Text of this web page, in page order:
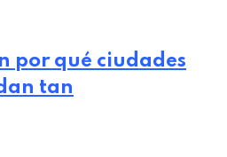
por qué ciudades
tan